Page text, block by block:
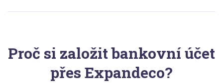
Proč si založit bankovní účet
přes Expandeco?